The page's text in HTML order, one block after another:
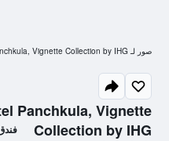
Panchkula, Vignette
Collection by IHG
صور لـ The Aarlis Hotel Panchkula, Vignette Collection by IHG